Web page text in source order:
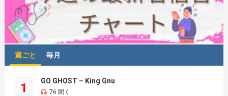
週ごと 毎月
1
GO GHOST – King Gnu
76 聞く